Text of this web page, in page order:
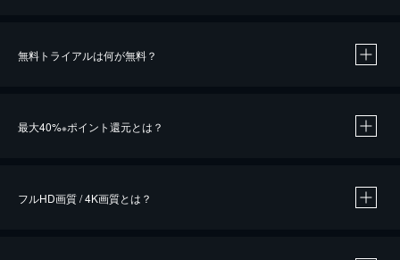
無料トライアルは何が無料？
最大40%※ポイント還元とは？
フルHD画質 / 4K画質とは？